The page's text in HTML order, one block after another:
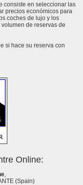
consiste en seleccionar las
precios económicos para
coches de lujo y los
de reservas de
si hace su reserva con
Online:
,
(Spain)